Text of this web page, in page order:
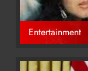
Entertainment